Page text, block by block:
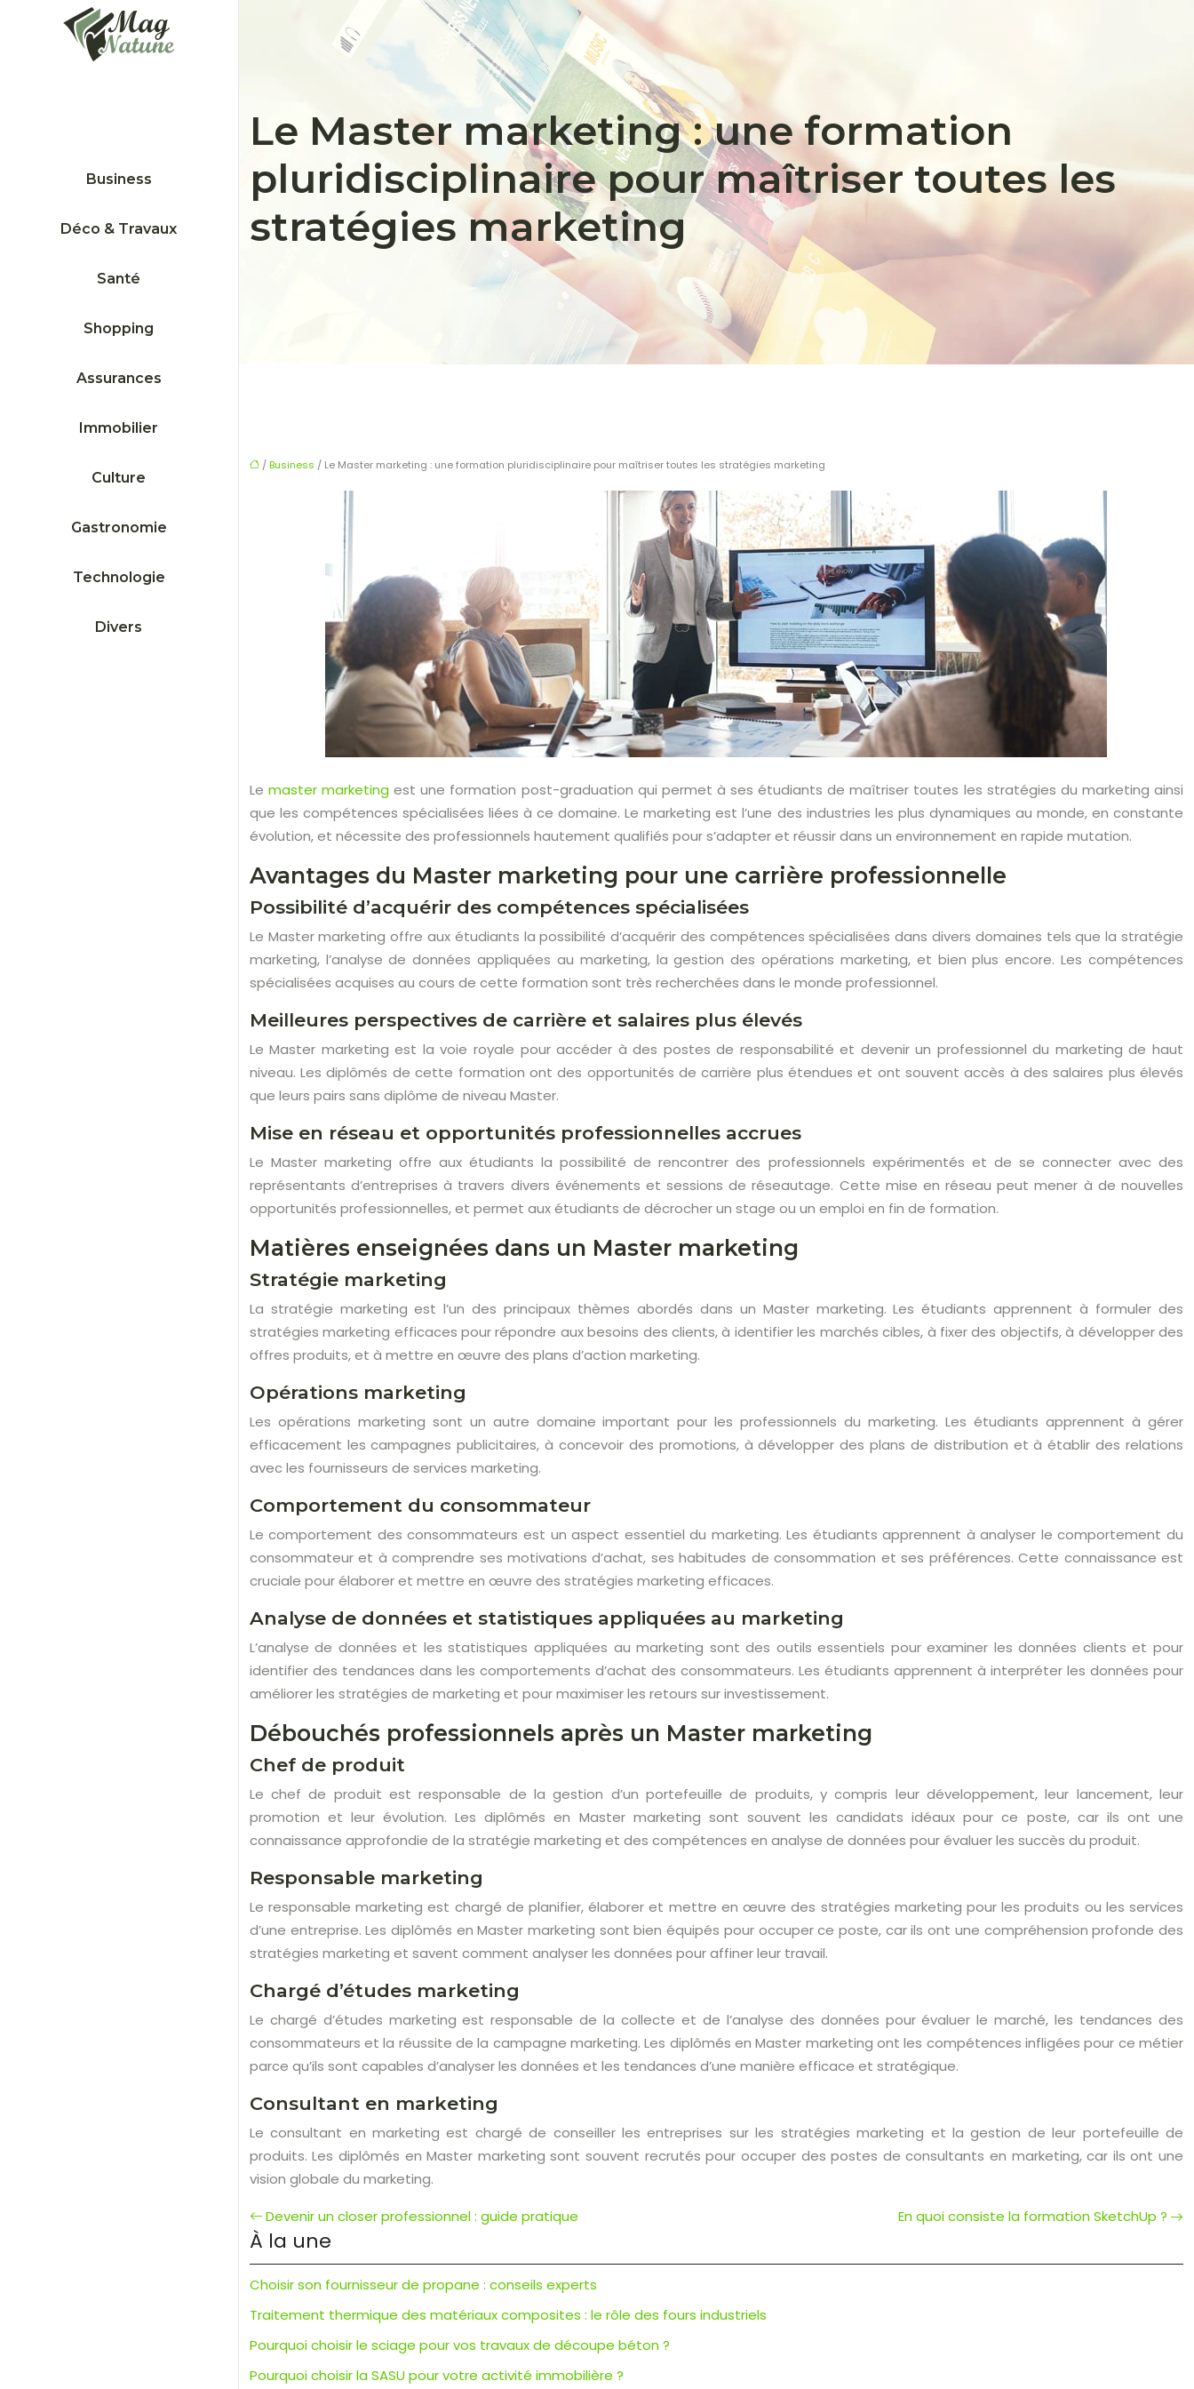
Business
Déco & Travaux
Santé
Shopping
Assurances
Immobilier
Culture
Gastronomie
Technologie
Divers
Le Master marketing : une formation
pluridisciplinaire pour maîtriser toutes les
stratégies marketing
/Business / Le Master marketing : une formation pluridisciplinaire pour maîtriser toutes les stratégies marketing
Le master marketing est une formation post-graduation qui permet à ses étudiants de maîtriser toutes les stratégies du marketing ainsi
que les compétences spécialisées liées à ce domaine. Le marketing est l’une des industries les plus dynamiques au monde, en constante
évolution, et nécessite des professionnels hautement qualifiés pour s’adapter et réussir dans un environnement en rapide mutation.
Avantages du Master marketing pour une carrière professionnelle
Possibilité d’acquérir des compétences spécialisées
Le Master marketing offre aux étudiants la possibilité d’acquérir des compétences spécialisées dans divers domaines tels que la stratégie
marketing, l’analyse de données appliquées au marketing, la gestion des opérations marketing, et bien plus encore. Les compétences
spécialisées acquises au cours de cette formation sont très recherchées dans le monde professionnel.
Meilleures perspectives de carrière et salaires plus élevés
Le Master marketing est la voie royale pour accéder à des postes de responsabilité et devenir un professionnel du marketing de haut
niveau. Les diplômés de cette formation ont des opportunités de carrière plus étendues et ont souvent accès à des salaires plus élevés
que leurs pairs sans diplôme de niveau Master.
Mise en réseau et opportunités professionnelles accrues
Le Master marketing offre aux étudiants la possibilité de rencontrer des professionnels expérimentés et de se connecter avec des
représentants d’entreprises à travers divers événements et sessions de réseautage. Cette mise en réseau peut mener à de nouvelles
opportunités professionnelles, et permet aux étudiants de décrocher un stage ou un emploi en fin de formation.
Matières enseignées dans un Master marketing
Stratégie marketing
La stratégie marketing est l’un des principaux thèmes abordés dans un Master marketing. Les étudiants apprennent à formuler des
stratégies marketing efficaces pour répondre aux besoins des clients, à identifier les marchés cibles, à fixer des objectifs, à développer des
offres produits, et à mettre en œuvre des plans d’action marketing.
Opérations marketing
Les opérations marketing sont un autre domaine important pour les professionnels du marketing. Les étudiants apprennent à gérer
efficacement les campagnes publicitaires, à concevoir des promotions, à développer des plans de distribution et à établir des relations
avec les fournisseurs de services marketing.
Comportement du consommateur
Le comportement des consommateurs est un aspect essentiel du marketing. Les étudiants apprennent à analyser le comportement du
consommateur et à comprendre ses motivations d’achat, ses habitudes de consommation et ses préférences. Cette connaissance est
cruciale pour élaborer et mettre en œuvre des stratégies marketing efficaces.
Analyse de données et statistiques appliquées au marketing
L’analyse de données et les statistiques appliquées au marketing sont des outils essentiels pour examiner les données clients et pour
identifier des tendances dans les comportements d’achat des consommateurs. Les étudiants apprennent à interpréter les données pour
améliorer les stratégies de marketing et pour maximiser les retours sur investissement.
Débouchés professionnels après un Master marketing
Chef de produit
Le chef de produit est responsable de la gestion d’un portefeuille de produits, y compris leur développement, leur lancement, leur
promotion et leur évolution. Les diplômés en Master marketing sont souvent les candidats idéaux pour ce poste, car ils ont une
connaissance approfondie de la stratégie marketing et des compétences en analyse de données pour évaluer les succès du produit.
Responsable marketing
Le responsable marketing est chargé de planifier, élaborer et mettre en œuvre des stratégies marketing pour les produits ou les services
d’une entreprise. Les diplômés en Master marketing sont bien équipés pour occuper ce poste, car ils ont une compréhension profonde des
stratégies marketing et savent comment analyser les données pour affiner leur travail.
Chargé d’études marketing
Le chargé d’études marketing est responsable de la collecte et de l’analyse des données pour évaluer le marché, les tendances des
consommateurs et la réussite de la campagne marketing. Les diplômés en Master marketing ont les compétences infligées pour ce métier
parce qu’ils sont capables d’analyser les données et les tendances d’une manière efficace et stratégique.
Consultant en marketing
Le consultant en marketing est chargé de conseiller les entreprises sur les stratégies marketing et la gestion de leur portefeuille de
produits. Les diplômés en Master marketing sont souvent recrutés pour occuper des postes de consultants en marketing, car ils ont une
vision globale du marketing.
Devenir un closer professionnel : guide pratique
En quoi consiste la formation SketchUp ?
À la une
Choisir son fournisseur de propane : conseils experts
Traitement thermique des matériaux composites : le rôle des fours industriels
Pourquoi choisir le sciage pour vos travaux de découpe béton ?
Pourquoi choisir la SASU pour votre activité immobilière ?